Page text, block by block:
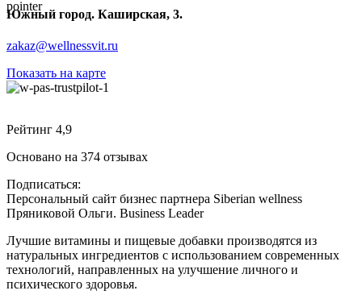
Южный город. Каширская, 3.
zakaz@wellnessvit.ru
Показать на карте
Рейтинг 4,9
Основано на 374 отзывах
Подписаться:
Персональный сайт бизнес партнера Siberian wellness
Пряниковой Ольги. Business Leader
Лучшие витамины и пищевые добавки производятся из
натуральных ингредиентов с использованием современных
технологий, направленных на улучшение личного и
психического здоровья.